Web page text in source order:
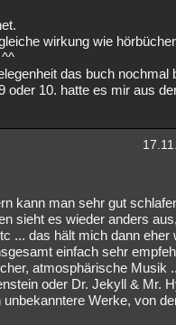
wirkung wie
das buch nochmal
oder 10. hatte es mir aus
kann man sehr gut
sieht es wieder anders
... das hält mich dann eher
einfach sehr
atmosphärische Musik
oder Dr. Jekyll & Mr.
Werke, von